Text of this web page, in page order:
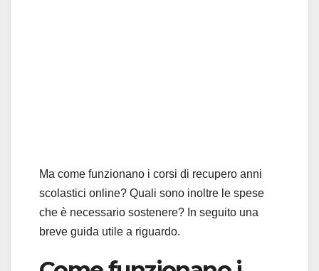
Ma come funzionano i corsi di recupero anni
scolastici online? Quali sono inoltre le spese
che è necessario sostenere? In seguito una
breve guida utile a riguardo.